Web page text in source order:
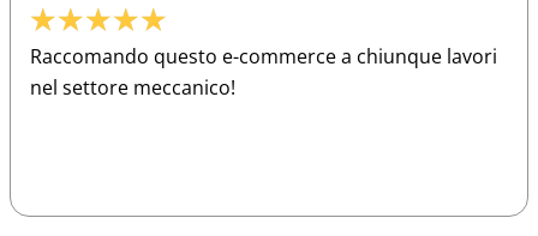
★★★★★
Raccomando questo e-commerce a chiunque lavori
nel settore meccanico!